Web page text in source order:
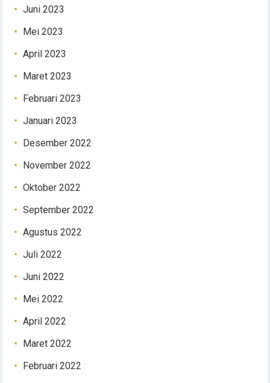
Juni 2023
Mei 2023
April 2023
Maret 2023
Februari 2023
Januari 2023
Desember 2022
November 2022
Oktober 2022
September 2022
Agustus 2022
Juli 2022
Juni 2022
Mei 2022
April 2022
Maret 2022
Februari 2022